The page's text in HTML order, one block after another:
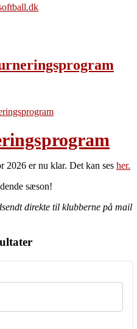
2026 er nu klar. Det kan ses her.
sæson!
direkte til klubberne på mail